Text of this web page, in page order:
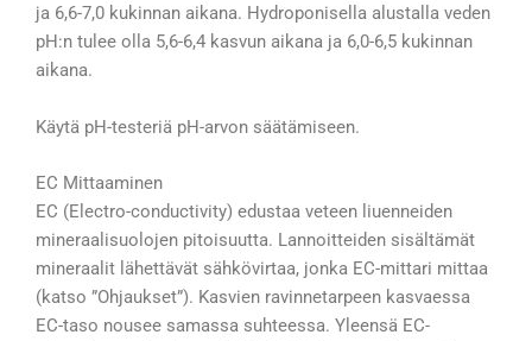
ja 6,6-7,0 kukinnan aikana. Hydroponisella alustalla veden
pH:n tulee olla 5,6-6,4 kasvun aikana ja 6,0-6,5 kukinnan
aikana.
Käytä pH-testeriä pH-arvon säätämiseen.
EC Mittaaminen
EC (Electro-conductivity) edustaa veteen liuenneiden
mineraalisuolojen pitoisuutta. Lannoitteiden sisältämät
mineraalit lähettävät sähkövirtaa, jonka EC-mittari mittaa
(katso ”Ohjaukset”). Kasvien ravinnetarpeen kasvaessa
EC-taso nousee samassa suhteessa. Yleensä EC-